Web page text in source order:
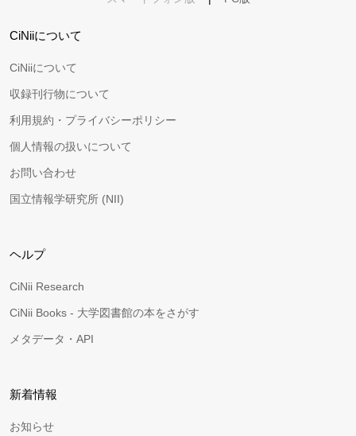
CiNiiについて
CiNiiについて
収録刊行物について
利用規約・プライバシーポリシー
個人情報の扱いについて
お問い合わせ
国立情報学研究所 (NII)
ヘルプ
CiNii Research
CiNii Books - 大学図書館の本をさがす
メタデータ・API
新着情報
お知らせ